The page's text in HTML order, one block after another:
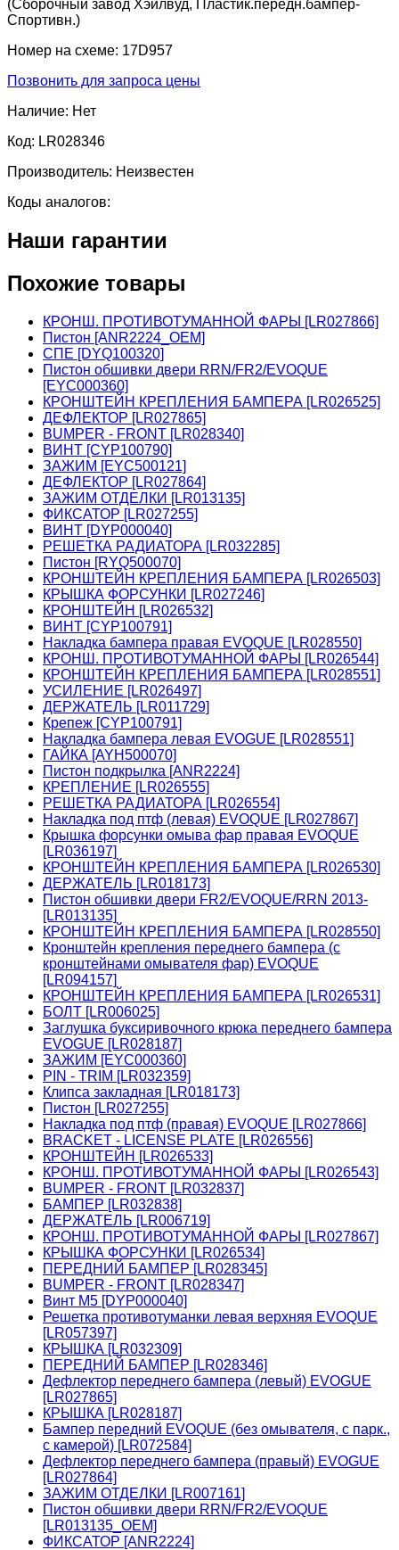
(Сборочный завод Хэйлвуд, Пластик.передн.бампер-
Спортивн.)
Номер на схеме: 17D957
Позвонить для запроса цены
Наличие: Нет
Код: LR028346
Производитель: Неизвестен
Коды аналогов:
Наши гарантии
Похожие товары
КРОНШ. ПРОТИВОТУМАННОЙ ФАРЫ [LR027866]
Пистон [ANR2224_OEM]
СПЕ [DYQ100320]
Пистон обшивки двери RRN/FR2/EVOQUE
[EYC000360]
КРОНШТЕЙН КРЕПЛЕНИЯ БАМПЕРА [LR026525]
ДЕФЛЕКТОР [LR027865]
BUMPER - FRONT [LR028340]
ВИНТ [CYP100790]
ЗАЖИМ [EYC500121]
ДЕФЛЕКТОР [LR027864]
ЗАЖИМ ОТДЕЛКИ [LR013135]
ФИКСАТОР [LR027255]
ВИНТ [DYP000040]
РЕШЕТКА РАДИАТОРА [LR032285]
Пистон [RYQ500070]
КРОНШТЕЙН КРЕПЛЕНИЯ БАМПЕРА [LR026503]
КРЫШКА ФОРСУНКИ [LR027246]
КРОНШТЕЙН [LR026532]
ВИНТ [CYP100791]
Накладка бампера правая EVOQUE [LR028550]
КРОНШ. ПРОТИВОТУМАННОЙ ФАРЫ [LR026544]
КРОНШТЕЙН КРЕПЛЕНИЯ БАМПЕРА [LR028551]
УСИЛЕНИЕ [LR026497]
ДЕРЖАТЕЛЬ [LR011729]
Крепеж [CYP100791]
Накладка бампера левая EVOGUE [LR028551]
ГАЙКА [AYH500070]
Пистон подкрылка [ANR2224]
КРЕПЛЕНИЕ [LR026555]
РЕШЕТКА РАДИАТОРА [LR026554]
Накладка под птф (левая) EVOQUE [LR027867]
Крышка форсунки омыва фар правая EVOQUE
[LR036197]
КРОНШТЕЙН КРЕПЛЕНИЯ БАМПЕРА [LR026530]
ДЕРЖАТЕЛЬ [LR018173]
Пистон обшивки двери FR2/EVOQUE/RRN 2013-
[LR013135]
КРОНШТЕЙН КРЕПЛЕНИЯ БАМПЕРА [LR028550]
Кронштейн крепления переднего бампера (с
кронштейнами омывателя фар) EVOQUE
[LR094157]
КРОНШТЕЙН КРЕПЛЕНИЯ БАМПЕРА [LR026531]
БОЛТ [LR006025]
Заглушка буксиривочного крюка переднего бампера
EVOGUE [LR028187]
ЗАЖИМ [EYC000360]
PIN - TRIM [LR032359]
Клипса закладная [LR018173]
Пистон [LR027255]
Накладка под птф (правая) EVOQUE [LR027866]
BRACKET - LICENSE PLATE [LR026556]
КРОНШТЕЙН [LR026533]
КРОНШ. ПРОТИВОТУМАННОЙ ФАРЫ [LR026543]
BUMPER - FRONT [LR032837]
БАМПЕР [LR032838]
ДЕРЖАТЕЛЬ [LR006719]
КРОНШ. ПРОТИВОТУМАННОЙ ФАРЫ [LR027867]
КРЫШКА ФОРСУНКИ [LR026534]
ПЕРЕДНИЙ БАМПЕР [LR028345]
BUMPER - FRONT [LR028347]
Винт М5 [DYP000040]
Решетка противотуманки левая верхняя EVOQUE
[LR057397]
КРЫШКА [LR032309]
ПЕРЕДНИЙ БАМПЕР [LR028346]
Дефлектор переднего бампера (левый) EVOGUE
[LR027865]
КРЫШКА [LR028187]
Бампер передний EVOQUE (без омывателя, с парк.,
с камерой) [LR072584]
Дефлектор переднего бампера (правый) EVOGUE
[LR027864]
ЗАЖИМ ОТДЕЛКИ [LR007161]
Пистон обшивки двери RRN/FR2/EVOQUE
[LR013135_OEM]
ФИКСАТОР [ANR2224]